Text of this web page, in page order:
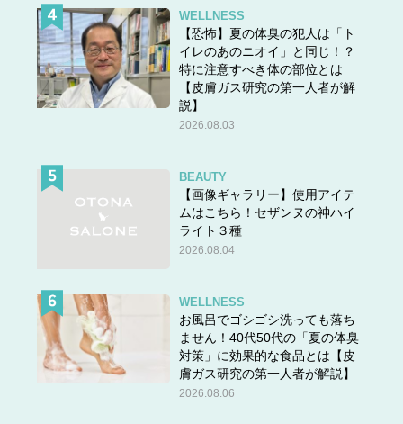
WELLNESS
【恐怖】夏の体臭の犯人は「ト
イレのあのニオイ」と同じ！？
特に注意すべき体の部位とは
【皮膚ガス研究の第一人者が解
説】
2026.08.03
BEAUTY
【画像ギャラリー】使用アイテ
ムはこちら！セザンヌの神ハイ
ライト３種
2026.08.04
WELLNESS
お風呂でゴシゴシ洗っても落ち
ません！40代50代の「夏の体臭
対策」に効果的な食品とは【皮
膚ガス研究の第一人者が解説】
2026.08.06